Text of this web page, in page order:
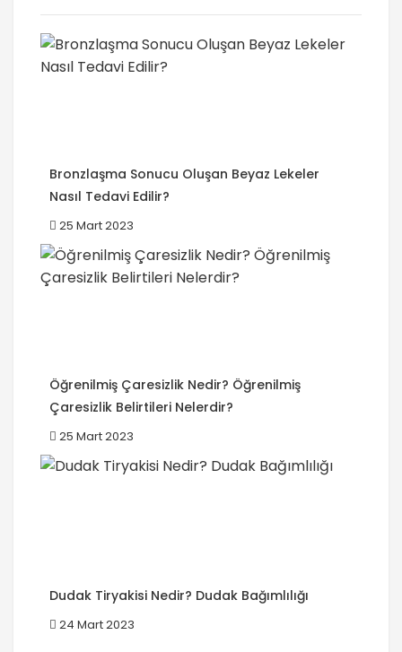
Bronzlaşma Sonucu Oluşan Beyaz Lekeler
Nasıl Tedavi Edilir?
25 Mart 2023
Öğrenilmiş Çaresizlik Nedir? Öğrenilmiş
Çaresizlik Belirtileri Nelerdir?
25 Mart 2023
Dudak Tiryakisi Nedir? Dudak Bağımlılığı
24 Mart 2023